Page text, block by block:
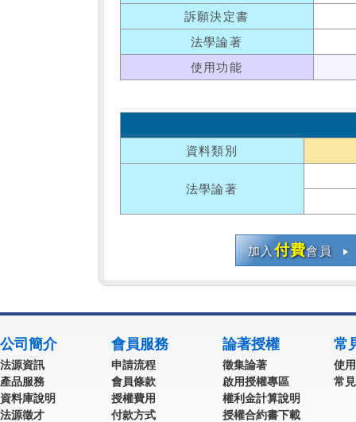
訴願決定書
法學論著
使用功能
資料類別
法學論著
加入付費會員
公司簡介
法源資訊
產品服務
資料庫說明
法源徵才
會員服務
申請流程
會員條款
授權費用
付款方式
論著授權
徵集論著
啟用授權專區
權利金計算說明
授權合約書下載
常
使
常